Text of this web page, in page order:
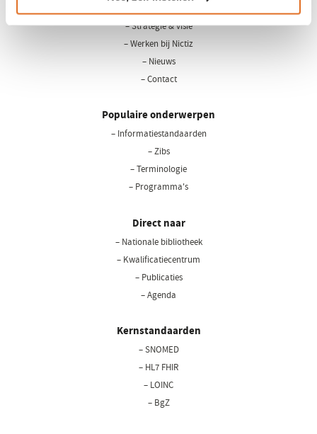
– Strategie & visie
– Werken bij Nictiz
– Nieuws
– Contact
Populaire onderwerpen
– Informatiestandaarden
– Zibs
– Terminologie
– Programma's
Direct naar
– Nationale bibliotheek(opent
– Kwalificatiecentrum
– Publicaties
– Agenda
Kernstandaarden
– SNOMED
– HL7 FHIR
– LOINC
– BgZ